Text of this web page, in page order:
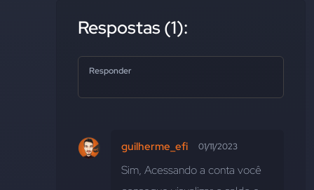
Respostas (1):
Responder
guilherme_efi 01/11/2023
Sim, Acessando a conta você